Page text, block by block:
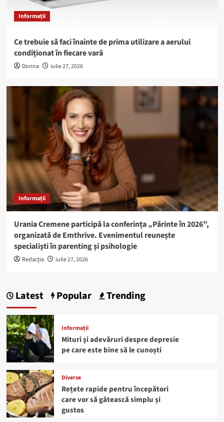
Informații
Ce trebuie să faci înainte de prima utilizare a aerului
condiționat în fiecare vară
Dorina iulie 27, 2026
Informații
Urania Cremene participă la conferința „Părinte în 2026”,
organizată de Emthrive. Evenimentul reunește
specialiști în parenting și psihologie
Redacția iulie 27, 2026
Latest Popular Trending
Informații
Mituri și adevăruri despre depresie
pe care este bine să le cunoști
Diverse
Rețete rapide pentru începători
care vor să gătească simplu și
gustos